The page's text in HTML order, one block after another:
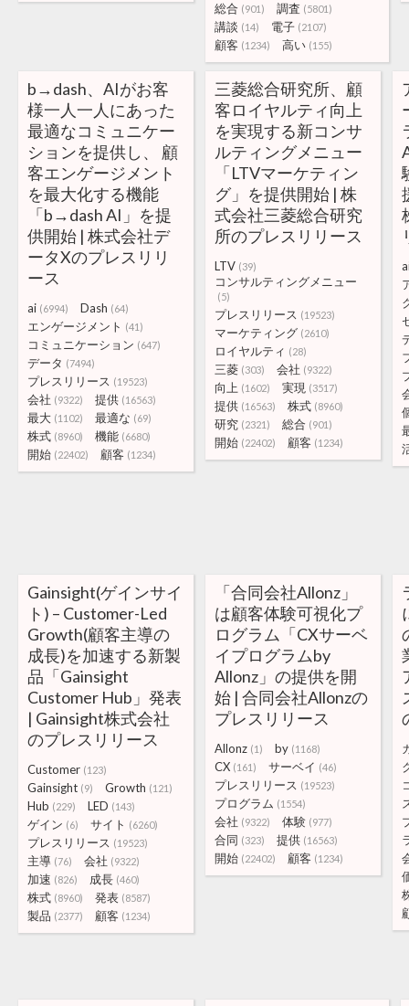
総合 (901) 調査 (5801)
講談 (14) 電子 (2107)
顧客 (1234) 高い (155)
b→dash、AIがお客
様一人一人にあった
最適なコミュニケー
ションを提供し、 顧
客エンゲージメント
を最大化する機能
「b→dash AI」を提
供開始 | 株式会社デ
ータXのプレスリリ
ース
ai (6994) Dash (64)
エンゲージメント (41)
コミュニケーション (647)
データ (7494)
プレスリリース (19523)
会社 (9322) 提供 (16563)
最大 (1102) 最適な (69)
株式 (8960) 機能 (6680)
開始 (22402) 顧客 (1234)
三菱総合研究所、顧
客ロイヤルティ向上
を実現する新コンサ
ルティングメニュー
「LTVマーケティン
グ」を提供開始 | 株
式会社三菱総合研究
所のプレスリリース
LTV (39)
コンサルティングメニュー
(5)
プレスリリース (19523)
マーケティング (2610)
ロイヤルティ (28)
三菱 (303) 会社 (9322)
向上 (1602) 実現 (3517)
提供 (16563) 株式 (8960)
研究 (2321) 総合 (901)
開始 (22402) 顧客 (1234)
Gainsight(ゲインサイ
ト) – Customer-Led
Growth(顧客主導の
成長)を加速する新製
品「Gainsight
Customer Hub」発表
| Gainsight株式会社
のプレスリリース
Customer (123)
Gainsight (9) Growth (121)
Hub (229) LED (143)
ゲイン (6) サイト (6260)
プレスリリース (19523)
主導 (76) 会社 (9322)
加速 (826) 成長 (460)
株式 (8960) 発表 (8587)
製品 (2377) 顧客 (1234)
「合同会社Allonz」
は顧客体験可視化プ
ログラム「CXサーベ
イプログラムby
Allonz」の提供を開
始 | 合同会社Allonzの
プレスリリース
Allonz (1) by (1168)
CX (161) サーベイ (46)
プレスリリース (19523)
プログラム (1554)
会社 (9322) 体験 (977)
合同 (323) 提供 (16563)
開始 (22402) 顧客 (1234)